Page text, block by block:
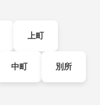
上町
中町 別所